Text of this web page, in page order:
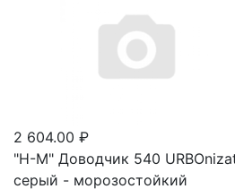
2 604.00 ₽
"Н-М" Доводчик 540
серый - морозостойкий